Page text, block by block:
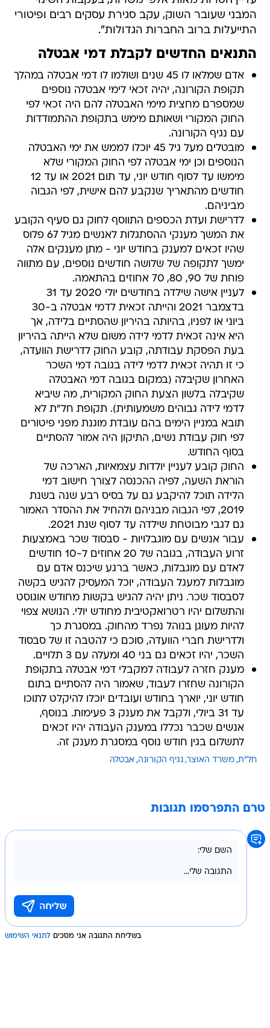
המבני שעובר השוק, עקב סגירת עסקים רבים ופיטורי
התייעלות ברוב החברות הגדולות".
התנאים החדשים לקבלת דמי אבטלה
אדם שמלאו לו 45 שנים ושולמו לו דמי אבטלה במהלך
תקופת הקורונה, יהיה זכאי לימי אבטלה נוספים
שמספרם מחצית מימי האבטלה להם היה זכאי לפי
החוק המקורי ושאותם מימש בתקופת ההתמודדות
עם נגיף הקורונה.
מובטלים מעל גיל 45 יוכלו לממש את ימי האבטלה
הנוספים וכן ימי אבטלה לפי החוק המקורי שלא
מימשו עד לסוף חודש יוני, עד תום 2021 או עד 12
חודשים מהתאריך שנקבע להם אישית, לפי הגבוה
מביניהם.
לדרישת ועדת הכספים התווסף לחוק גם סעיף הקובע
את המשך מענקי ההסתגלות לאנשים מגיל 67 פלוס
שהיו זכאים למענק בחודש יוני - מתן מענקים אלה
ימשך לתקופה של שלושה חודשים נוספים, עם מתווה
פוחת של 90, 80, 70 אחוזים בהתאמה.
לעניין אישה שילדה בחודשים יולי 2020 עד 31
בדצמבר 2021 והייתה זכאית לדמי אבטלה ב-30
ביוני או לפניו, בהיותה בהיריון שהסתיים בלידה, אך
היא אינה זכאית לדמי לידה משום שלא הייתה בהיריון
בעת הפסקת עבודתה, קובע החוק לדרישת הוועדה,
כי זו תהיה זכאית לדמי לידה בגובה דמי השכר
האחרון שקיבלה (במקום בגובה דמי האבטלה
שקיבלה בלשון הצעת החוק המקורית, מה שיביא
לדמי לידה גבוהים משמעותית). תקופת חל"ת לא
תובא במניין הימים בהם עובדת מוגנת מפני פיטורים
לפי חוק עבודת נשים, התיקון היה אמור להסתיים
בסוף החודש.
החוק קובע לעניין יולדות עצמאיות, הארכה של
הוראת השעה, לפיה ההכנסה לצורך חישוב דמי
הלידה תוכל להיקבע גם על בסיס רבע שנה בשנת
2019, לפי הגבוה מבניהם ולהחיל את ההסדר האמור
גם לגבי מבוטחת שילדה עד לסוף שנת 2021.
עבור אנשים עם מוגבלויות - סבסוד שכר באמצעות
זרוע העבודה, בגובה של 20 אחוזים ל-10 חודשים
לאדם עם מוגבלות, כאשר ברגע שיכנס אדם עם
מוגבלות למעגל העבודה, יוכל המעסיק להגיש בקשה
לסבסוד שכר. ניתן יהיה להגיש בקשות מחודש אוגוסט
והתשלום יהיו רטרואקטיבית מחודש יולי. הנושא צפוי
להיות מעוגן בנוהל נפרד מהחוק. במסגרת כך
ולדרישת חברי הוועדה, סוכם כי להטבה זו של סבסוד
השכר, יהיו זכאים גם בני 40 ומעלה עם 3 תלויים.
מענק חזרה לעבודה למקבלי דמי אבטלה בתקופת
הקורונה שחזרו לעבוד, שאמור היה להסתיים בתום
חודש יוני, יוארך בחודש ועובדים יוכלו להיקלט לתוכו
עד 31 ביולי, ולקבל את מענק 3 פעימות. בנוסף,
אנשים שכבר נכללו במענק העבודה יהיו זכאים
לתשלום בגין חודש נוסף במסגרת מענק זה.
חל"ת משרד האוצר נגיף הקורונה אבטלה
טרם התפרסמו תגובות
בשליחת התגובה אני מסכים לתנאי השימוש